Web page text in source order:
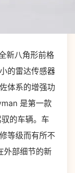
新八角形前格
的雷达传感器
体系的增强功
是第一款
的车辆。车
等级而有所不
外部细节的新